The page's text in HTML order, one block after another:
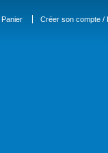
Panier Créer son compte /